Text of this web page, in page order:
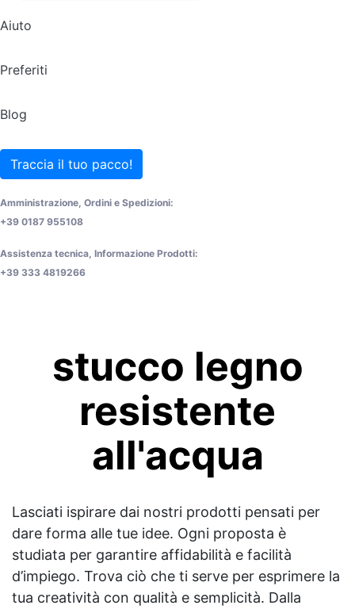
Aiuto
Preferiti
Blog
Traccia il tuo pacco!
Amministrazione, Ordini e Spedizioni:
+39 0187 955108
Assistenza tecnica, Informazione Prodotti:
+39 333 4819266
stucco legno
resistente
all'acqua
Lasciati ispirare dai nostri prodotti pensati per
dare forma alle tue idee. Ogni proposta è
studiata per garantire affidabilità e facilità
d’impiego. Trova ciò che ti serve per esprimere la
tua creatività con qualità e semplicità. Dalla